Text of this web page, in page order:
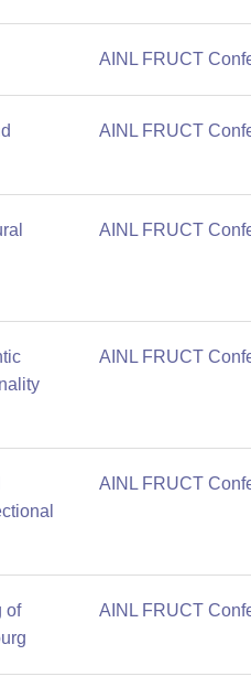
AINL FRUCT
AINL FRUCT
AINL FRUCT
AINL FRUCT
AINL FRUCT
of
AINL FRUCT